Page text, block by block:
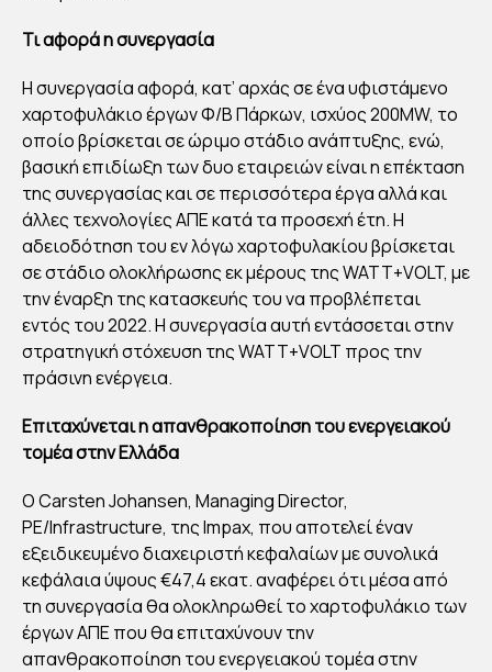
AS
SE
T
MA
GE
ME
NT:
ΑΝ
ΣΣ
PO
RTF
OLI
Τι αφορά η συνεργασία
Η συνεργασία αφορά, κατ’ αρχάς σε ένα υφιστάμενο
χαρτοφυλάκιο έργων Φ/Β Πάρκων, ισχύος 200MW, το
οποίο βρίσκεται σε ώριμο στάδιο ανάπτυξης, ενώ,
βασική επιδίωξη των δυο εταιρειών είναι η επέκταση
της συνεργασίας και σε περισσότερα έργα αλλά και
άλλες τεχνολογίες ΑΠΕ κατά τα προσεχή έτη. Η
αδειοδότηση του εν λόγω χαρτοφυλακίου βρίσκεται
σε στάδιο ολοκλήρωσης εκ μέρους της WATT+VOLT, με
την έναρξη της κατασκευής του να προβλέπεται
εντός του 2022. Η συνεργασία αυτή εντάσσεται στην
στρατηγική στόχευση της WATT+VOLT προς την
πράσινη ενέργεια.
Επιταχύνεται η απανθρακοποίηση του ενεργειακού
τομέα στην Ελλάδα
Ο Carsten Johansen, Managing Director,
PE/Infrastructure, της Impax, που αποτελεί έναν
εξειδικευμένο διαχειριστή κεφαλαίων με συνολικά
κεφάλαια ύψους €47,4 εκατ. αναφέρει ότι μέσα από
τη συνεργασία θα ολοκληρωθεί το χαρτοφυλάκιο των
έργων ΑΠΕ που θα επιταχύνουν την
απανθρακοποίηση του ενεργειακού τομέα στην